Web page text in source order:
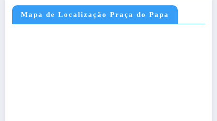
Mapa de Localização Praça do Papa